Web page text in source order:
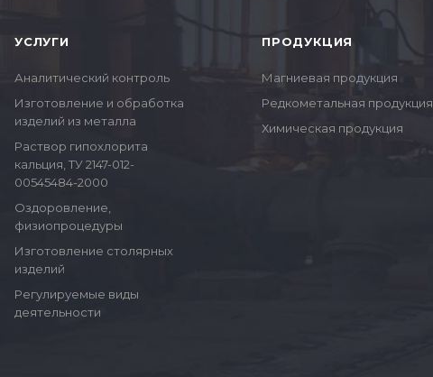
УСЛУГИ
Аналитический контроль
Изготовление и обработка
изделий из металла
Раствор гипохлорита
кальция, ТУ 2147-012-
00545484-2000
Оздоровление,
физиопроцедуры
Изготовление столярных
изделий
Регулируемые виды
деятельности
ПРОДУКЦИЯ
Магниевая продукция
Редкометальная продукция
Химическая продукция